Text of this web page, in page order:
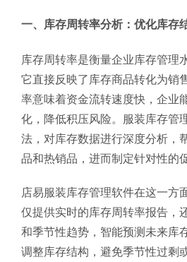
一、库存周转率分析：优化库存
库存周转率是衡量企业库存管理
它直接反映了库存商品转化为销
率意味着资金流转速度快，企业
化，降低积压风险。服装库存管
法，对库存数据进行深度分析，
品和热销品，进而制定针对性的
店易服装库存管理软件在这一方
仅提供实时的库存周转率报告，
和季节性趋势，智能预测未来库
调整库存结构，避免季节性过剩